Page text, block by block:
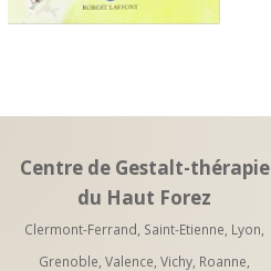
Centre de Gestalt-thérapie
du Haut Forez
Clermont-Ferrand, Saint-Etienne, Lyon,
Grenoble, Valence, Vichy, Roanne,